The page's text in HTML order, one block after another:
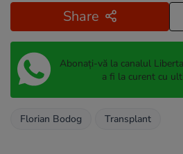
Share
Abonați-vă la canalul
a fi la curent cu
Florian Bodog Transplant